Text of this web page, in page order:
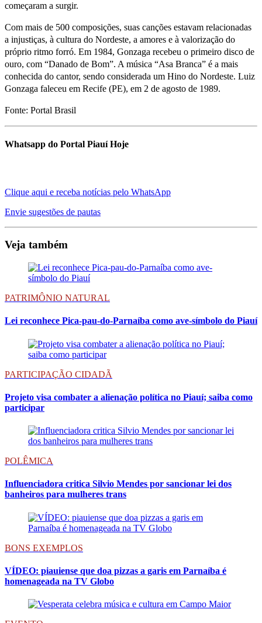
começaram a surgir.
Com mais de 500 composições, suas canções estavam relacionadas
a injustiças, à cultura do Nordeste, a amores e à valorização do
próprio ritmo forró. Em 1984, Gonzaga recebeu o primeiro disco de
ouro, com “Danado de Bom”. A música “Asa Branca” é a mais
conhecida do cantor, sendo considerada um Hino do Nordeste. Luiz
Gonzaga faleceu em Recife (PE), em 2 de agosto de 1989.
Fonte: Portal Brasil
Whatsapp do Portal Piauí Hoje
Clique aqui e receba notícias pelo WhatsApp
Envie sugestões de pautas
Veja também
PATRIMÔNIO NATURAL
Lei reconhece Pica-pau-do-Parnaíba como ave-símbolo do Piauí
PARTICIPAÇÃO CIDADÃ
Projeto visa combater a alienação política no Piauí; saiba como
participar
POLÊMICA
Influenciadora critica Silvio Mendes por sancionar lei dos
banheiros para mulheres trans
BONS EXEMPLOS
VÍDEO: piauiense que doa pizzas a garis em Parnaíba é
homenageada na TV Globo